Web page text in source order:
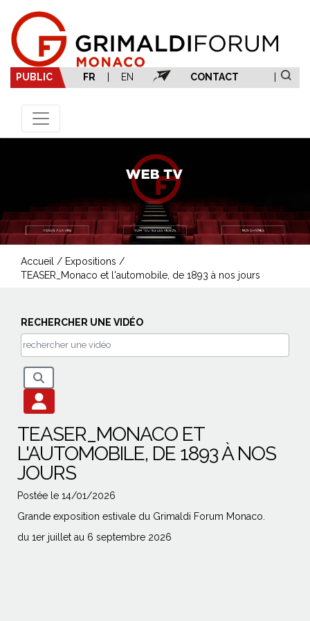
PUBLIC FR EN CONTACT
Accueil / Expositions /
TEASER_Monaco et l'automobile, de 1893 à nos jours
RECHERCHER UNE VIDÉO
TEASER_MONACO ET
L'AUTOMOBILE, DE 1893 À NOS
JOURS
Postée le 14/01/2026
Grande exposition estivale du Grimaldi Forum Monaco.
du 1er juillet au 6 septembre 2026